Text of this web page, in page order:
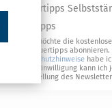
Steuertipps
Geldtipps
Ja, ich möchte die
von Steuertipps abonnieren.
Datenschutzhinweise habe
Meine Einwilligung kann
Abbestellung des